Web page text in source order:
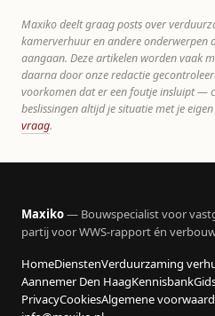
Maxiko deelt graag posts over
kamerverhuur en andere onderwerpen
aangaan. Deze artikelen worden vaak
daarna door onze redactie
voorkomen dat er een foutje insluipt —
beslissingen altijd je situatie met je
vraag.
Maxiko— Bouwspecialist voor
partij voor WWS-rapport én
HomeDienstenVerduurzaming
Aannemer Den HaagKennisbank
PrivacyCookiesAlgemene